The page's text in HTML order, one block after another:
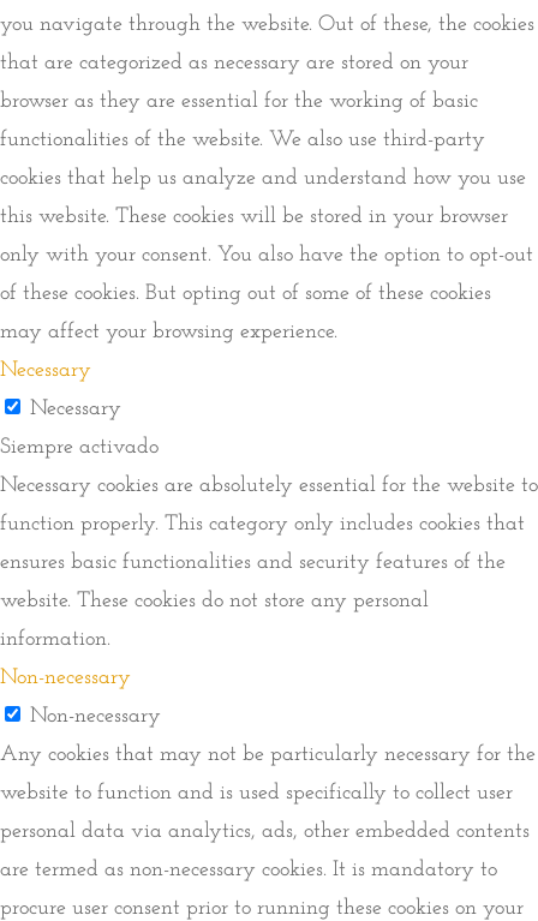
you navigate through the website. Out of these, the cookies
that are categorized as necessary are stored on your
browser as they are essential for the working of basic
functionalities of the website. We also use third-party
cookies that help us analyze and understand how you use
this website. These cookies will be stored in your browser
only with your consent. You also have the option to opt-out
of these cookies. But opting out of some of these cookies
may affect your browsing experience.
Necessary
Necessary
Siempre activado
Necessary cookies are absolutely essential for the website to
function properly. This category only includes cookies that
ensures basic functionalities and security features of the
website. These cookies do not store any personal
information.
Non-necessary
Non-necessary
Any cookies that may not be particularly necessary for the
website to function and is used specifically to collect user
personal data via analytics, ads, other embedded contents
are termed as non-necessary cookies. It is mandatory to
procure user consent prior to running these cookies on your